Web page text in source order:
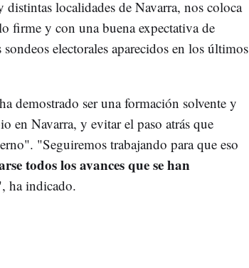
localidades de Navarra, nos coloca
firme y con una buena expectativa de
electorales aparecidos en los últimos
demostrado ser una formación solvente y
en Navarra, y evitar el paso atrás que
"Seguiremos trabajando para que eso
todos los avances que se han
ha indicado.